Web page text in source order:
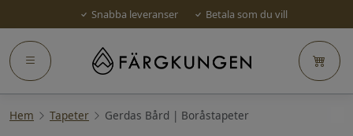
Snabba leveranser Betala som du vill
Hem Tapeter Gerdas Bård | Boråstapeter